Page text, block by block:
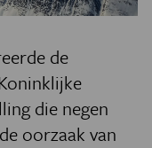
de
die negen
oorzaak van